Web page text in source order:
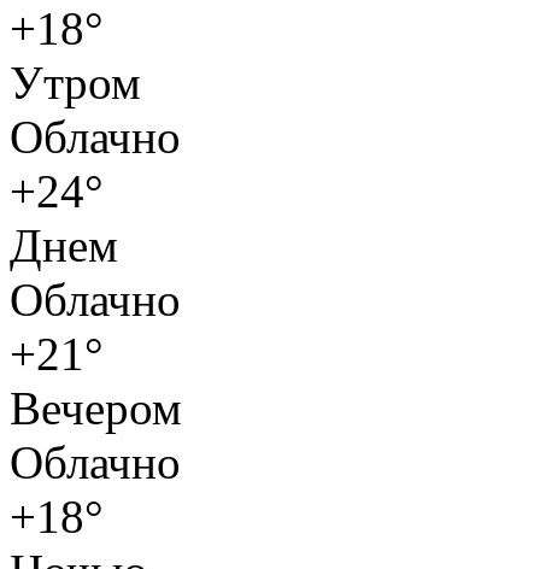
+18°
Утром
Облачно
+24°
Днем
Облачно
+21°
Вечером
Облачно
+18°